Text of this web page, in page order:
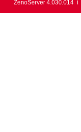
ZenoServer 4.030.014